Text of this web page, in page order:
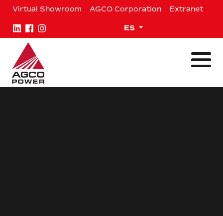
Saltar
contenido
Virtual Showroom AGCO Corporation Extranet
ES Expand child menu